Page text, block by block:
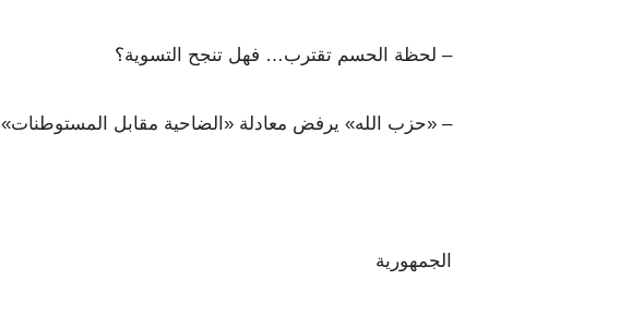
– لحظة الحسم تقترب… فهل تنجح التسوية؟
– «حزب الله» يرفض معادلة «الضاحية مقابل المستوطنات»
الجمهورية